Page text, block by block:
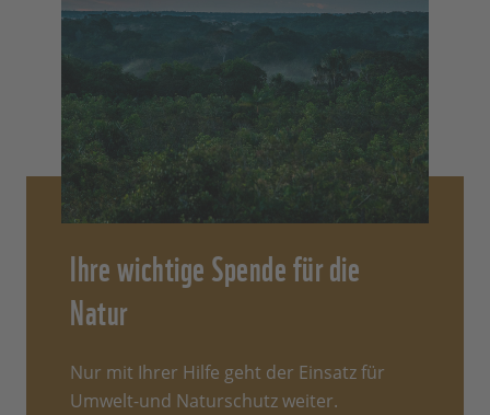
Ihre wichtige Spende für die
Natur
Nur mit Ihrer Hilfe geht der Einsatz für
Umwelt-und Naturschutz weiter.